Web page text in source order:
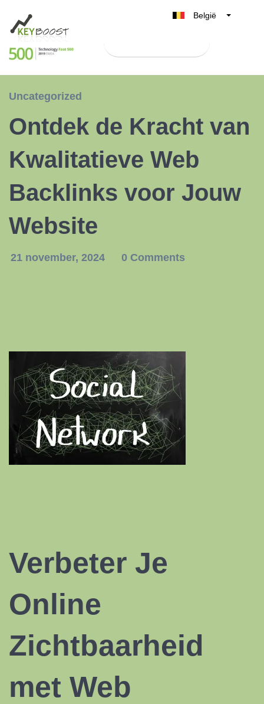
België
Nederland
España
Uncategorized
Ontdek de Kracht van
Kwalitatieve Web
Backlinks voor Jouw
Website
21 november, 2024 0 Comments
Verbeter Je
Online
Zichtbaarheid
met Web